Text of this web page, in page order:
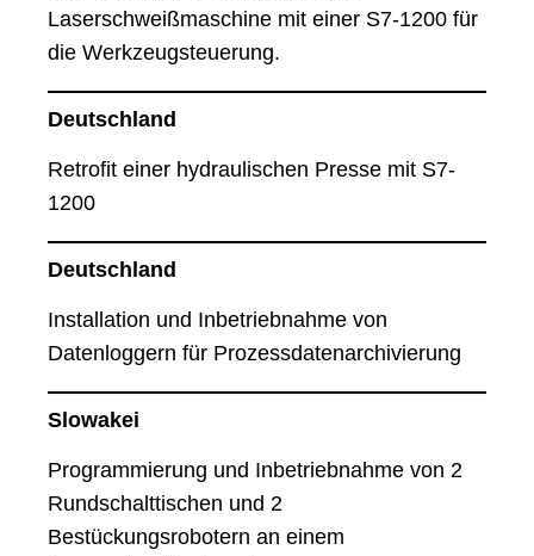
Laserschweißmaschine mit einer S7-1200 für
die Werkzeugsteuerung.
Deutschland
Retrofit einer hydraulischen Presse mit S7-
1200
Deutschland
Installation und Inbetriebnahme von
Datenloggern für Prozessdatenarchivierung
Slowakei
Programmierung und Inbetriebnahme von 2
Rundschalttischen und 2
Bestückungsrobotern an einem